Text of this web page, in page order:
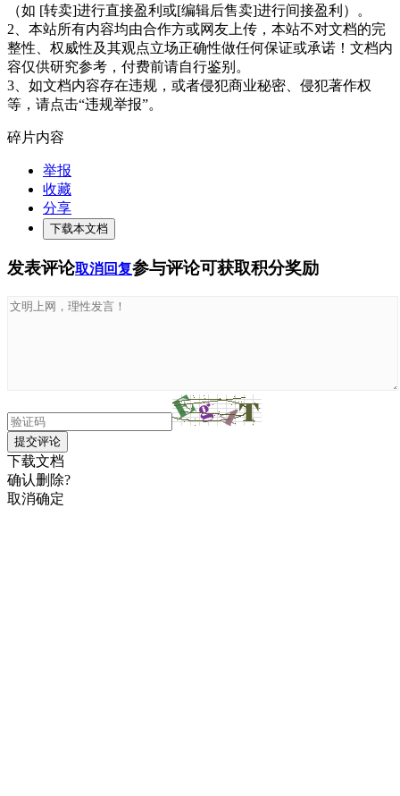
（如 [转卖]进行直接盈利或[编辑后售卖]进行间接盈利）。
2、本站所有内容均由合作方或网友上传，本站不对文档的完
整性、权威性及其观点立场正确性做任何保证或承诺！文档内
容仅供研究参考，付费前请自行鉴别。
3、如文档内容存在违规，或者侵犯商业秘密、侵犯著作权
等，请点击“违规举报”。
碎片内容
举报
收藏
分享
下载本文档
发表评论取消回复参与评论可获取积分奖励
提交评论
下载文档
确认删除?
取消确定